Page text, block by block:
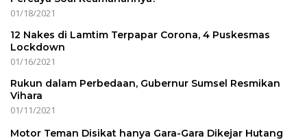
01/18/2021
12 Nakes di Lamtim Terpapar Corona, 4 Puskesmas
Lockdown
01/16/2021
Rukun dalam Perbedaan, Gubernur Sumsel Resmikan
Vihara
01/11/2021
Motor Teman Disikat hanya Gara-Gara Dikejar Hutang